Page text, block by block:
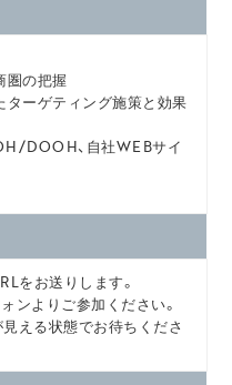
圏の把握
ターゲティング施策と効果
DOOH、自社WEBサイ
をお送りします。
ンよりご参加ください。
見える状態でお待ちくださ